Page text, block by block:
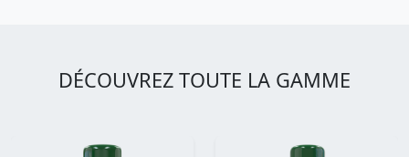
DÉCOUVREZ TOUTE LA GAMME